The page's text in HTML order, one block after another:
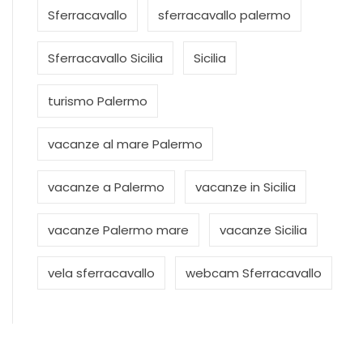
Sferracavallo sferracavallo palermo
Sferracavallo Sicilia Sicilia
turismo Palermo
vacanze al mare Palermo
vacanze a Palermo vacanze in Sicilia
vacanze Palermo mare vacanze Sicilia
vela sferracavallo webcam Sferracavallo